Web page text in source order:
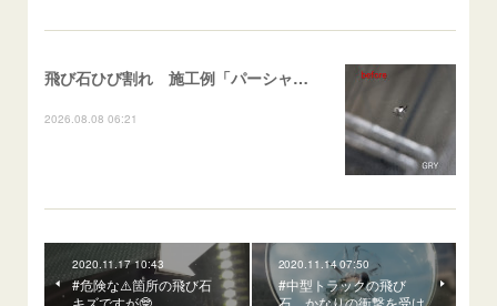
飛び石ひび割れ 施工例「パーシャル系・衝撃点範囲ハマカケ」エスティマ
2026.08.08 06:21
2020.11.17 10:43
#危険な⚠️箇所の飛び石
キズですが🤓
2020.11.14 07:50
#中型トラックの飛び
石。かなりの衝撃を受け